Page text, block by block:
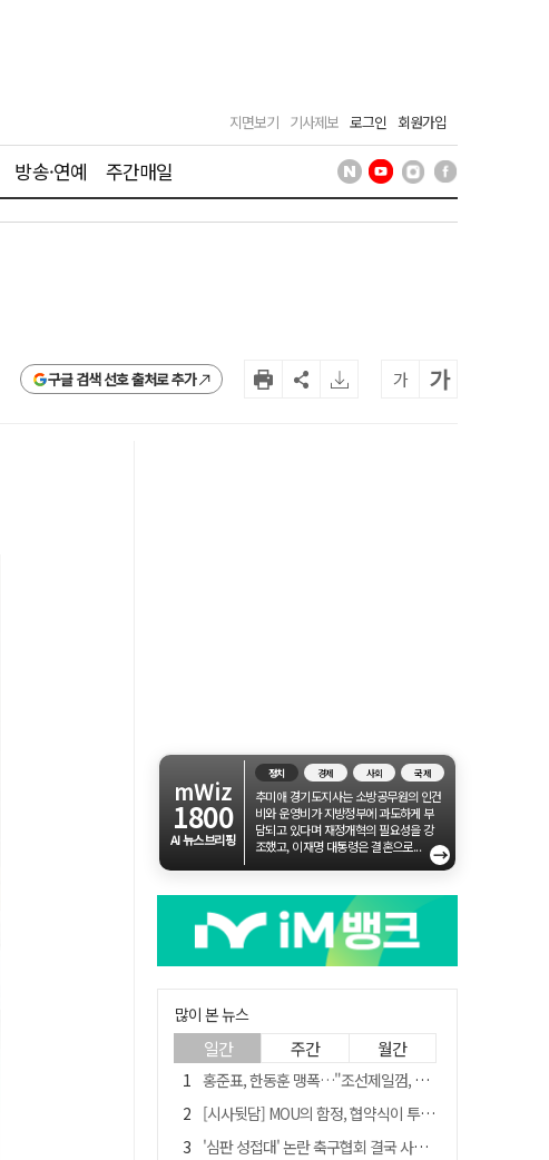
지면보기 기사제보 로그인 회원가입
방송·연예 주간매일
구글 검색 선호 출처로 추가 가 가
mWiz
1800
AI 뉴스브리핑
정치 경제 사회 국제
추미애 경기도지사는 소방공무원의 인건
비와 운영비가 지방정부에 과도하게 부
담되고 있다며 재정개혁의 필요성을 강
조했고, 이재명 대통령은 결혼으로...
→
많이 본 뉴스
일간 주간 월간
홍준표, 한동훈 맹폭…"조선제일껌, 권력에 살고 권력에 죽었다"
[시사뒷담] MOU의 함정, 협약식이 투자 확정은 아니긴 해
'심판 성접대' 논란 축구협회 결국 사과…"깊이 반성, 쇄신하겠다"